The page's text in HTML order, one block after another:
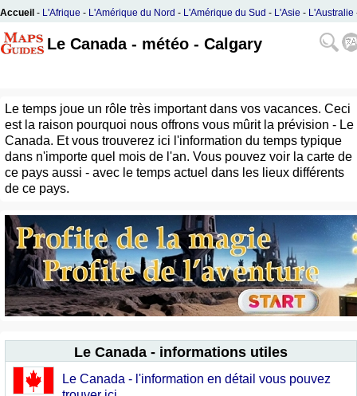
Accueil - L'Afrique - L'Amérique du Nord - L'Amérique du Sud - L'Asie - L'Australie
Le Canada - météo - Calgary
Le temps joue un rôle très important dans vos vacances. Ceci
est la raison pourquoi nous offrons vous mûrit la prévision - Le
Canada. Et vous trouverez ici l'information du temps typique
dans n'importe quel mois de l'an. Vous pouvez voir la carte de
ce pays aussi - avec le temps actuel dans les lieux différents
de ce pays.
Le Canada - informations utiles
Le Canada - l'information en détail vous pouvez